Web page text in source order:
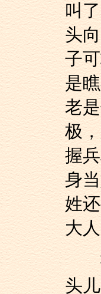
叫
头
子
是
老
极
握
身
姓
大
韦
头